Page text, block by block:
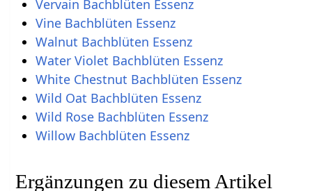
Vervain Bachblüten Essenz
Vine Bachblüten Essenz
Walnut Bachblüten Essenz
Water Violet Bachblüten Essenz
White Chestnut Bachblüten Essenz
Wild Oat Bachblüten Essenz
Wild Rose Bachblüten Essenz
Willow Bachblüten Essenz
Ergänzungen zu diesem Artikel